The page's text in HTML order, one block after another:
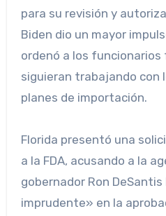
para su revisión y
Biden dio un mayor
ordenó a los funcionarios
siguieran trabajando con
planes de importación.
Florida presentó una
a la FDA, acusando a la
gobernador Ron
imprudente» en la